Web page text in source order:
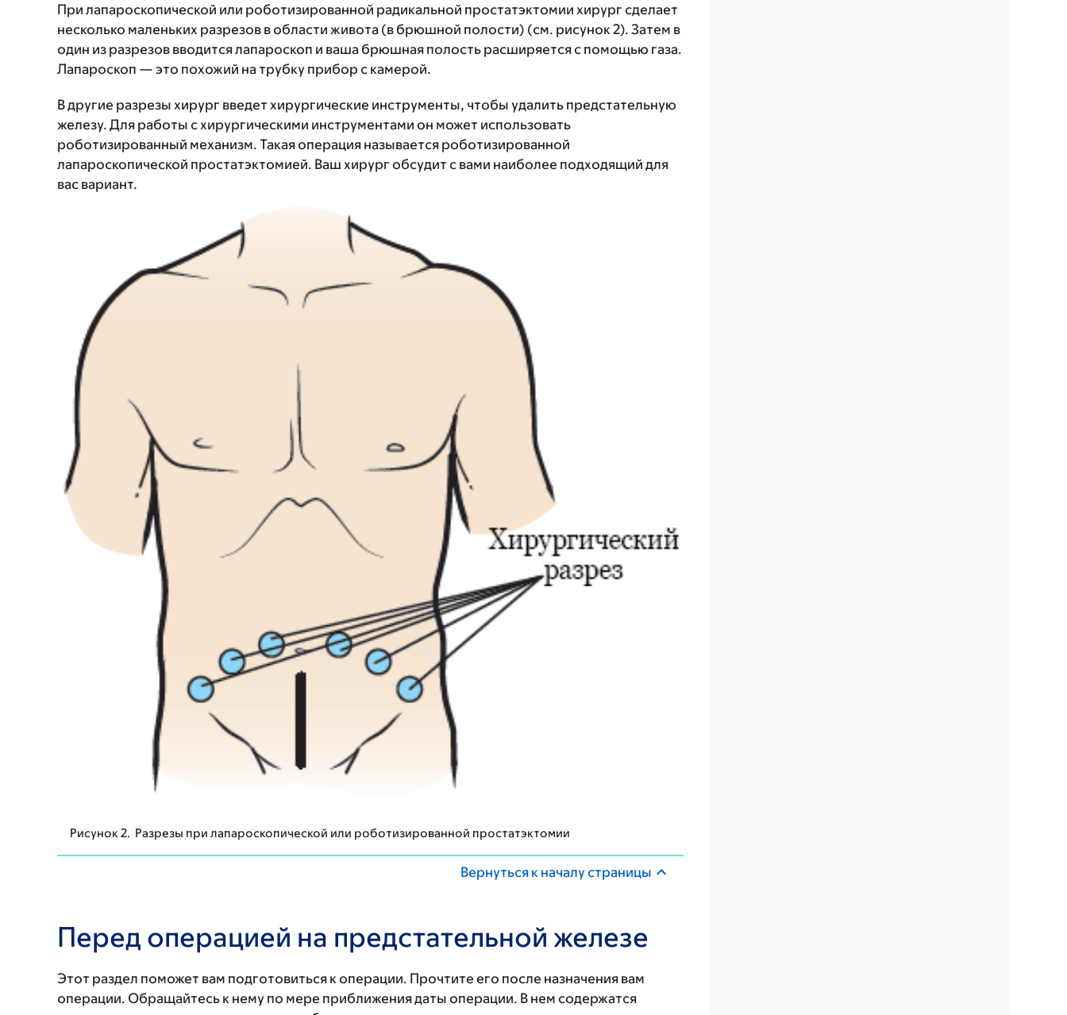
При лапароскопической или роботизированной радикальной простатэктомии хирург сделает
несколько маленьких разрезов в области живота (в брюшной полости) (см. рисунок 2). Затем в
один из разрезов вводится лапароскоп и ваша брюшная полость расширяется с помощью газа.
Лапароскоп — это похожий на трубку прибор с камерой.
В другие разрезы хирург введет хирургические инструменты, чтобы удалить предстательную
железу. Для работы с хирургическими инструментами он может использовать
роботизированный механизм. Такая операция называется роботизированной
лапароскопической простатэктомией. Ваш хирург обсудит с вами наиболее подходящий для
вас вариант.
Рисунок 2. Разрезы при лапароскопической или роботизированной простатэктомии
Вернуться к началу страницы
Перед операцией на предстательной железе
Этот раздел поможет вам подготовиться к операции. Прочтите его после назначения вам
операции. Обращайтесь к нему по мере приближения даты операции. В нем содержатся